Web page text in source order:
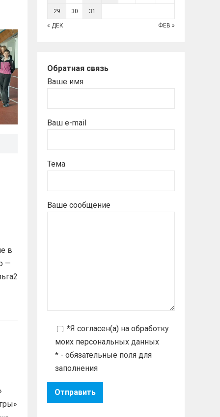
в
—
29 30 31
« ДЕК ФЕВ »
Обратная связь
Ваше имя
Ваш e-mail
Тема
Ваше сообщение
*Я согласен(а) на обработку
моих персональных данных
* - обязательные поля для
заполнения